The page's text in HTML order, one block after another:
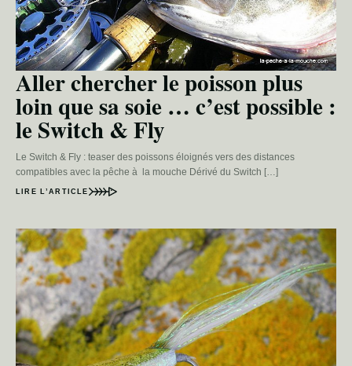
Aller chercher le poisson plus
loin que sa soie … c’est possible :
le Switch & Fly
Le Switch & Fly : teaser des poissons éloignés vers des distances
compatibles avec la pêche à la mouche Dérivé du Switch […]
LIRE L’ARTICLE